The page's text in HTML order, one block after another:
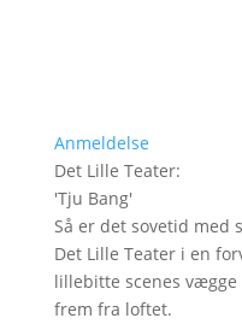
Anmeldelse
Det Lille Teater:
'Tju Bang'
Så er det sovetid med
Det Lille Teater i en
lillebitte scenes
frem fra loftet.